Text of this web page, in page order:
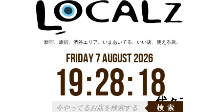
代々木
新宿、原宿、渋谷エリア。いまあいてる、いい店、使える店。
Friday7August2026
19:28:20
検索